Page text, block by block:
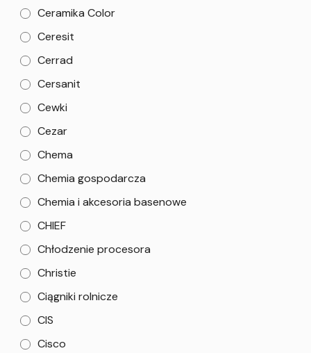
Ceramika Color
Ceresit
Cerrad
Cersanit
Cewki
Cezar
Chema
Chemia gospodarcza
Chemia i akcesoria basenowe
CHIEF
Chłodzenie procesora
Christie
Ciągniki rolnicze
CIS
Cisco